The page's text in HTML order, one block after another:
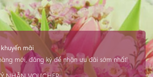
mãi
mới, đăng ký để nhận ưu đãi sớm nhất!